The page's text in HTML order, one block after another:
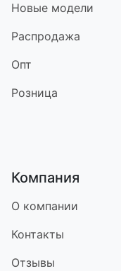
Новые модели
Распродажа
Опт
Розница
Компания
О компании
Контакты
Отзывы